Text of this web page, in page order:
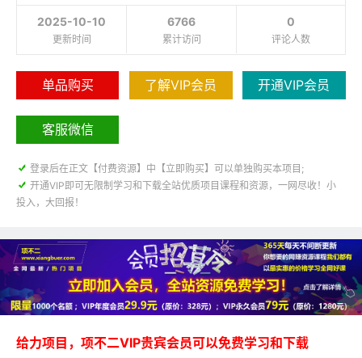
0
评论人数
6766
累计访问
2025-10-10
更新时间
单品购买 了解VIP会员 开通VIP会员
客服微信
 登录后在正文【付费资源】中【立即购买】可以单独购买本项目;
 开通VIP即可无限制学习和下载全站优质项目课程和资源，一网尽收！小
投入，大回报！
给力项目，项不二VIP贵宾会员可以免费学习和下载